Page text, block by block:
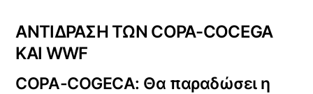
ΑΝΤΙΔΡΑΣΗ ΤΩΝ COPA-COCEGA
ΚΑΙ WWF
COPA-COGECA: Θα παραδώσει η